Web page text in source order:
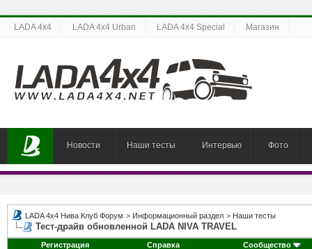
LADA 4x4 LADA 4x4 Urban LADA 4x4 Special Магазин
Новости Наши тесты Интервью Фото
LADA 4x4 Нива Клуб Форум > Информационный раздел > Наши тесты
Тест-драйв обновленной LADA NIVA TRAVEL
Регистрация Справка Сообщество